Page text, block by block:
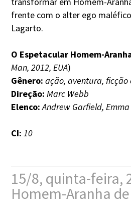
frente com o alter ego
Lagarto.
O Espetacular Homem-
Man, 2012, EUA)
Gênero: ação, aventura, ficção
Direção: Marc Webb
Elenco: Andrew Garfield,
CI: 10
15/8, quinta-feira,
Homem-Aranha